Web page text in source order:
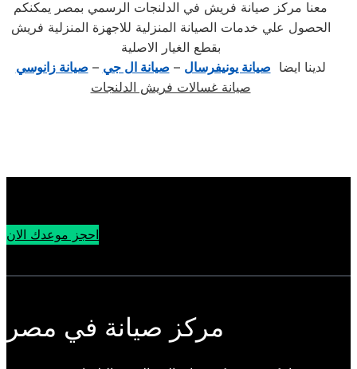
معنا مركز صيانة فريش في الدلنجات الرسمي بمصر يمكنكم
الحصول علي خدمات الصيانة المنزلية للاجهزة المنزلية فريش
بقطع الغيار الاصلية
لدينا ايضا صيانة يونيفرسال – صيانة ال جي – صيانة زانوسي
صيانة غسالات فريش الدلنجات
احجز موعدك الان
مركز صيانة في مصر